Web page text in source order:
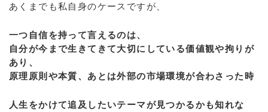
あくまでも私自身のケースですが、
一つ自信を持って言えるのは、
自分が今まで生きてきて大切にしている価値観や拘りが
あり、
原理原則や本質、あとは外部の市場環境が合わさった時
人生をかけて追及したいテーマが見つかるかも知れな